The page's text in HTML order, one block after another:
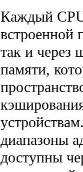
Каждый
встроенной
так и через
памяти,
диапазоны
доступны